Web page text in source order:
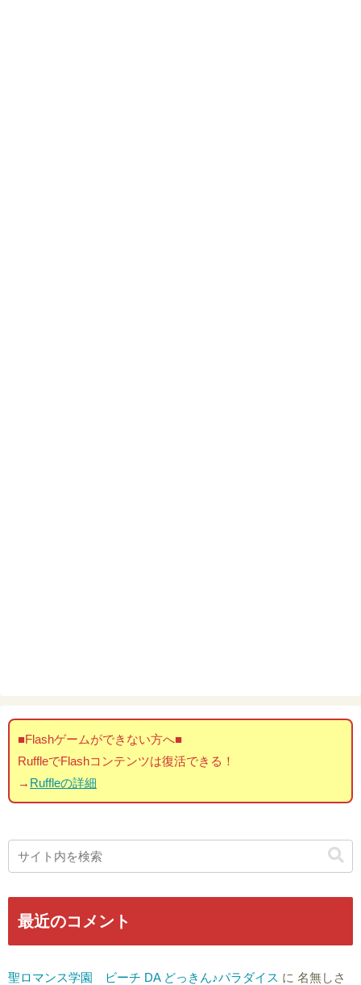
■Flashゲームができない方へ■
RuffleでFlashコンテンツは復活できる！
→ Ruffleの詳細
最近のコメント
聖ロマンス学園 ビーチ DA どっきん♪パラダイス に 名無しさ